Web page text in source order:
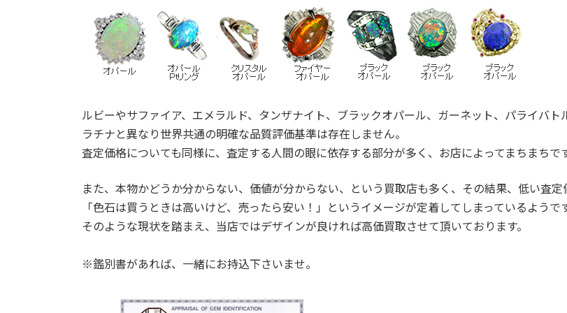
ルビーやサファイア、エメラルド、タンザナイト、ブラックオパール、ガーネット、パライバ
ラチナと異なり世界共通の明確な品質評価基準は存在しません。
査定価格についても同様に、査定する人間の眼に依存する部分が多く、お店によってまちまちです
また、本物かどうか分からない、価値が分からない、という買取店も多く、その結果、低い査定
「色石は買うときは高いけど、売ったら安い！」というイメージが定着してしまっているようです
そのような現状を踏まえ、当店ではデザインが良ければ高価買取させて頂いております。
※鑑別書があれば、一緒にお持込下さいませ。